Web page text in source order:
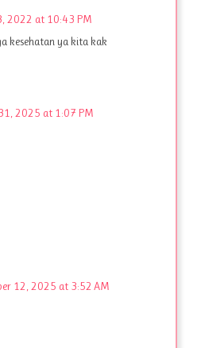
2022 at 10:43 PM
kesehatan ya kita kak
2025 at 1:07 PM
12, 2025 at 3:52 AM